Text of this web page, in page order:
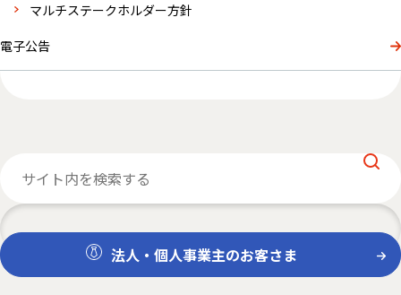
マルチステークホルダー方針
電子公告
法人・個人事業主のお客さま